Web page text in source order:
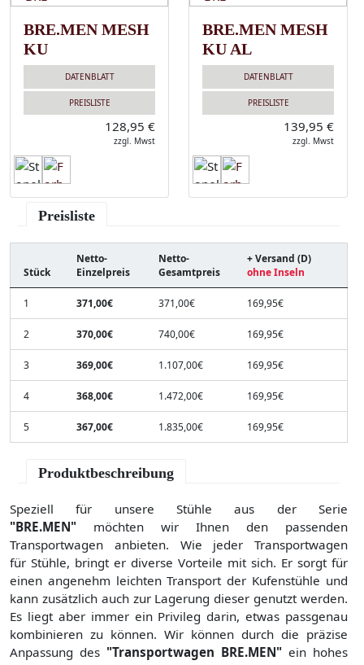
BRE.MEN MESH
KU
DATENBLATT
PREISLISTE
128,95 €
zzgl. Mwst
BRE.MEN MESH
KU AL
DATENBLATT
PREISLISTE
139,95 €
zzgl. Mwst
Preisliste
Stück
Netto-
Einzelpreis
Netto-
Gesamtpreis
+ Versand (D)
ohne Inseln
1 371,00€ 371,00€ 169,95€
2 370,00€ 740,00€ 169,95€
3 369,00€ 1.107,00€ 169,95€
4 368,00€ 1.472,00€ 169,95€
5 367,00€ 1.835,00€ 169,95€
Produktbeschreibung
Speziell für unsere Stühle aus der Serie
"BRE.MEN"
möchten wir Ihnen den passenden
Transportwagen anbieten. Wie jeder Transportwagen
für Stühle, bringt er diverse Vorteile mit sich. Er sorgt für
einen angenehm leichten Transport der Kufenstühle und
kann zusätzlich auch zur Lagerung dieser genutzt werden.
Es liegt aber immer ein Privileg darin, etwas passgenau
kombinieren zu können. Wir können durch die präzise
Anpassung des "Transportwagen BRE.MEN" ein hohes